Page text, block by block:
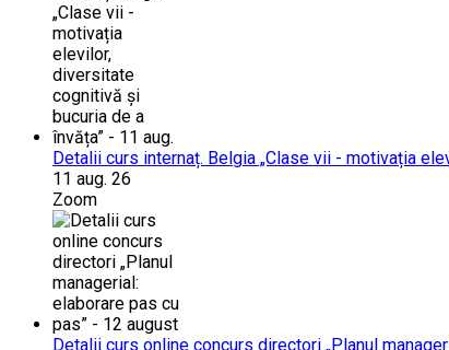
Detalii curs internaț. Belgia „Clase vii - motivația
11 aug. 26
Zoom
Detalii curs online concurs directori „Planul